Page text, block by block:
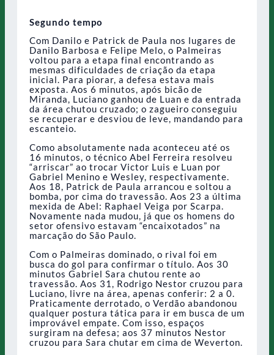
Segundo tempo
Com Danilo e Patrick de Paula nos lugares de
Danilo Barbosa e Felipe Melo, o Palmeiras
voltou para a etapa final encontrando as
mesmas dificuldades de criação da etapa
inicial. Para piorar, a defesa estava mais
exposta. Aos 6 minutos, após bicão de
Miranda, Luciano ganhou de Luan e da entrada
da área chutou cruzado; o zagueiro conseguiu
se recuperar e desviou de leve, mandando para
escanteio.
Como absolutamente nada aconteceu até os
16 minutos, o técnico Abel Ferreira resolveu
“arriscar” ao trocar Victor Luis e Luan por
Gabriel Menino e Wesley, respectivamente.
Aos 18, Patrick de Paula arrancou e soltou a
bomba, por cima do travessão. Aos 23 a última
mexida de Abel: Raphael Veiga por Scarpa.
Novamente nada mudou, já que os homens do
setor ofensivo estavam “encaixotados” na
marcação do São Paulo.
Com o Palmeiras dominado, o rival foi em
busca do gol para confirmar o título. Aos 30
minutos Gabriel Sara chutou rente ao
travessão. Aos 31, Rodrigo Nestor cruzou para
Luciano, livre na área, apenas conferir: 2 a 0.
Praticamente derrotado, o Verdão abandonou
qualquer postura tática para ir em busca de um
improvável empate. Com isso, espaços
surgiram na defesa; aos 37 minutos Nestor
cruzou para Sara chutar em cima de Weverton.